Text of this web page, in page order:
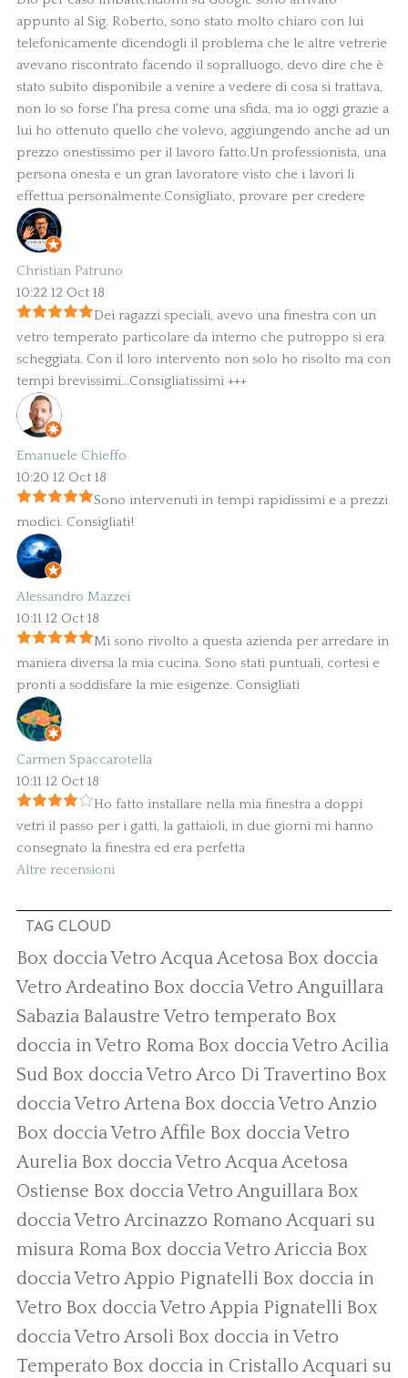
appunto al Sig. Roberto, sono stato molto chiaro con lui
telefonicamente dicendogli il problema che le altre vetrerie
avevano riscontrato facendo il sopralluogo, devo dire che è
stato subito disponibile a venire a vedere di cosa si trattava,
non lo so forse l'ha presa come una sfida, ma io oggi grazie a
lui ho ottenuto quello che volevo, aggiungendo anche ad un
prezzo onestissimo per il lavoro fatto.Un professionista, una
persona onesta e un gran lavoratore visto che i lavori li
effettua personalmente.Consigliato, provare per credere
Christian Patruno
10:22 12 Oct 18
Dei ragazzi speciali, avevo una finestra con un
vetro temperato particolare da interno che putroppo si era
scheggiata. Con il loro intervento non solo ho risolto ma con
tempi brevissimi...Consigliatissimi +++
Emanuele Chieffo
10:20 12 Oct 18
Sono intervenuti in tempi rapidissimi e a prezzi
modici. Consigliati!
Alessandro Mazzei
10:11 12 Oct 18
Mi sono rivolto a questa azienda per arredare in
maniera diversa la mia cucina. Sono stati puntuali, cortesi e
pronti a soddisfare la mie esigenze. Consigliati
Carmen Spaccarotella
10:11 12 Oct 18
Ho fatto installare nella mia finestra a doppi
vetri il passo per i gatti, la gattaioli, in due giorni mi hanno
consegnato la finestra ed era perfetta
Altre recensioni
TAG CLOUD
Box doccia Vetro Acqua Acetosa Box doccia
Vetro Ardeatino Box doccia Vetro Anguillara
Sabazia Balaustre Vetro temperato Box
doccia in Vetro Roma Box doccia Vetro Acilia
Sud Box doccia Vetro Arco Di Travertino Box
doccia Vetro Artena Box doccia Vetro Anzio
Box doccia Vetro Affile Box doccia Vetro
Aurelia Box doccia Vetro Acqua Acetosa
Ostiense Box doccia Vetro Anguillara Box
doccia Vetro Arcinazzo Romano Acquari su
misura Roma Box doccia Vetro Ariccia Box
doccia Vetro Appio Pignatelli Box doccia in
Vetro Box doccia Vetro Appia Pignatelli Box
doccia Vetro Arsoli Box doccia in Vetro
Temperato Box doccia in Cristallo Acquari su